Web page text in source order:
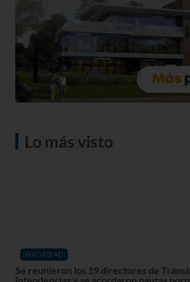
Lo más visto
SOCIEDAD
Se reunieron los 19 directores de
intendencias y se acordaron pautas